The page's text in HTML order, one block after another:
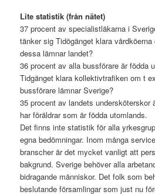
Lite statistik (från nätet)
37 procent av specialistläkarna i
tänker sig Tidögänget klara
dessa lämnar landet?
36 procent av alla bussförare är födda
Tidgänget klara kollektivtrafiken om t
bussförare lämnar Sverige?
35 procent av landets undersköterskor
har föräldrar som är födda utomlands.
Det finns inte statistik för alla
egna bedömningar. Inom många
branscher är det mycket vanligt att
bakgrund. Sverige behöver alla
bidragande människor. Det folk som
beslutande församlingar som just nu